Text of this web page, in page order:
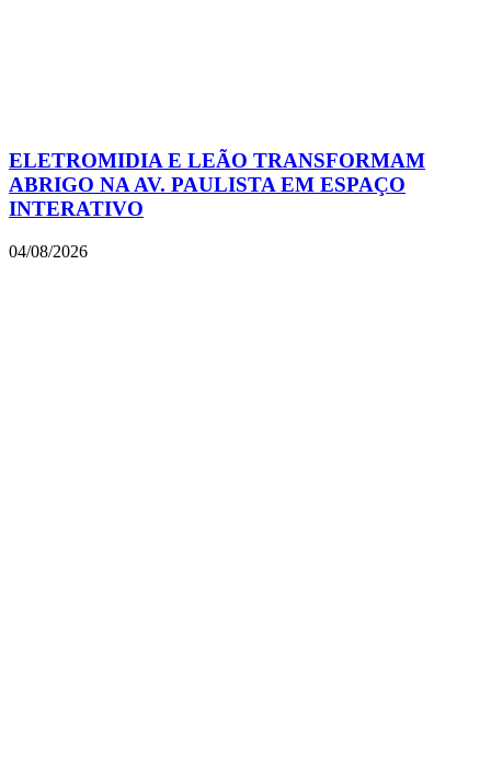
ELETROMIDIA E LEÃO TRANSFORMAM
ABRIGO NA AV. PAULISTA EM ESPAÇO
INTERATIVO
04/08/2026